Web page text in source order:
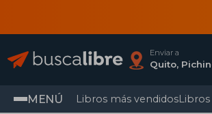
Enviar a
Quito,
MENÚ Libros más vendidos